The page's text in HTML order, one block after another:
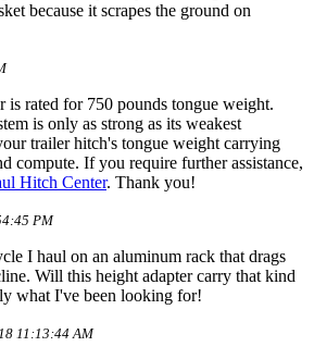
because it scrapes the ground on
is rated for 750 pounds tongue weight.
is only as strong as its weakest
trailer hitch's tongue weight carrying
compute. If you require further assistance,
Hitch Center. Thank you!
PM
I haul on an aluminum rack that drags
Will this height adapter carry that kind
what I've been looking for!
11:13:44 AM